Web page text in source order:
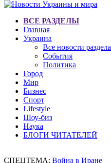
ВСЕ РАЗДЕЛЫ
Главная
Украина
Все новости раздела
События
Политика
Город
Мир
Бизнес
Спорт
Lifestyle
Шоу-биз
Наука
БЛОГИ ЧИТАТЕЛЕЙ
СПЕЦТЕМА: Война в Иране